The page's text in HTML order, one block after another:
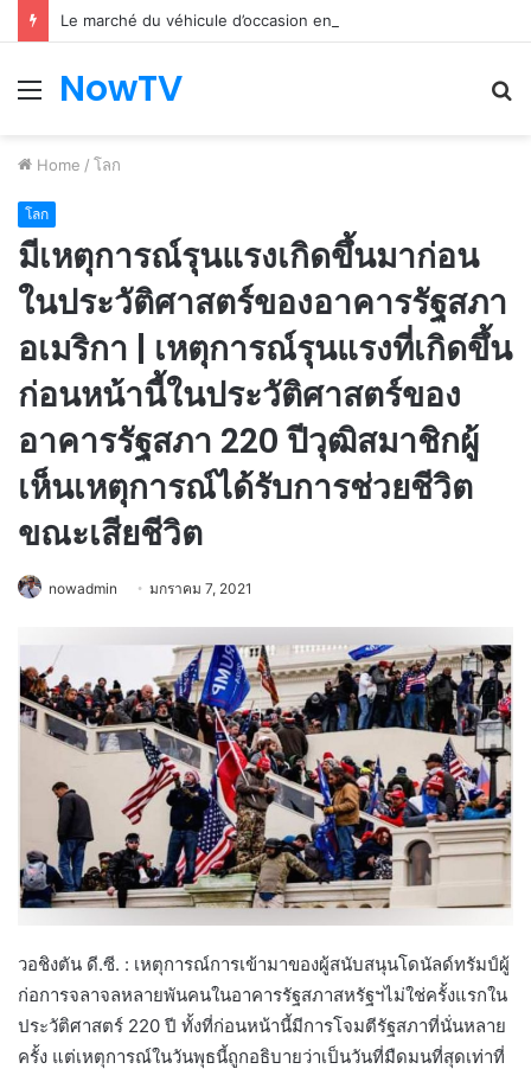
Le marché du véhicule d’occasion en plein essor
Menu
NowTV
Home / โลก
โลก
มีเหตุการณ์รุนแรงเกิดขึ้นมาก่อน
ในประวัติศาสตร์ของอาคารรัฐสภา
อเมริกา | เหตุการณ์รุนแรงที่เกิดขึ้น
ก่อนหน้านี้ในประวัติศาสตร์ของ
อาคารรัฐสภา 220 ปีวุฒิสมาชิกผู้
เห็นเหตุการณ์ได้รับการช่วยชีวิต
ขณะเสียชีวิต
nowadmin มกราคม 7, 2021
วอชิงตัน ดี.ซี. : เหตุการณ์การเข้ามาของผู้สนับสนุนโดนัลด์ทรัมป์ผู้
ก่อการจลาจลหลายพันคนในอาคารรัฐสภาสหรัฐฯไม่ใช่ครั้งแรกใน
ประวัติศาสตร์ 220 ปี ทั้งที่ก่อนหน้านี้มีการโจมตีรัฐสภาที่นั่นหลาย
ครั้ง แต่เหตุการณ์ในวันพุธนี้ถูกอธิบายว่าเป็นวันที่มืดมนที่สุดเท่าที่